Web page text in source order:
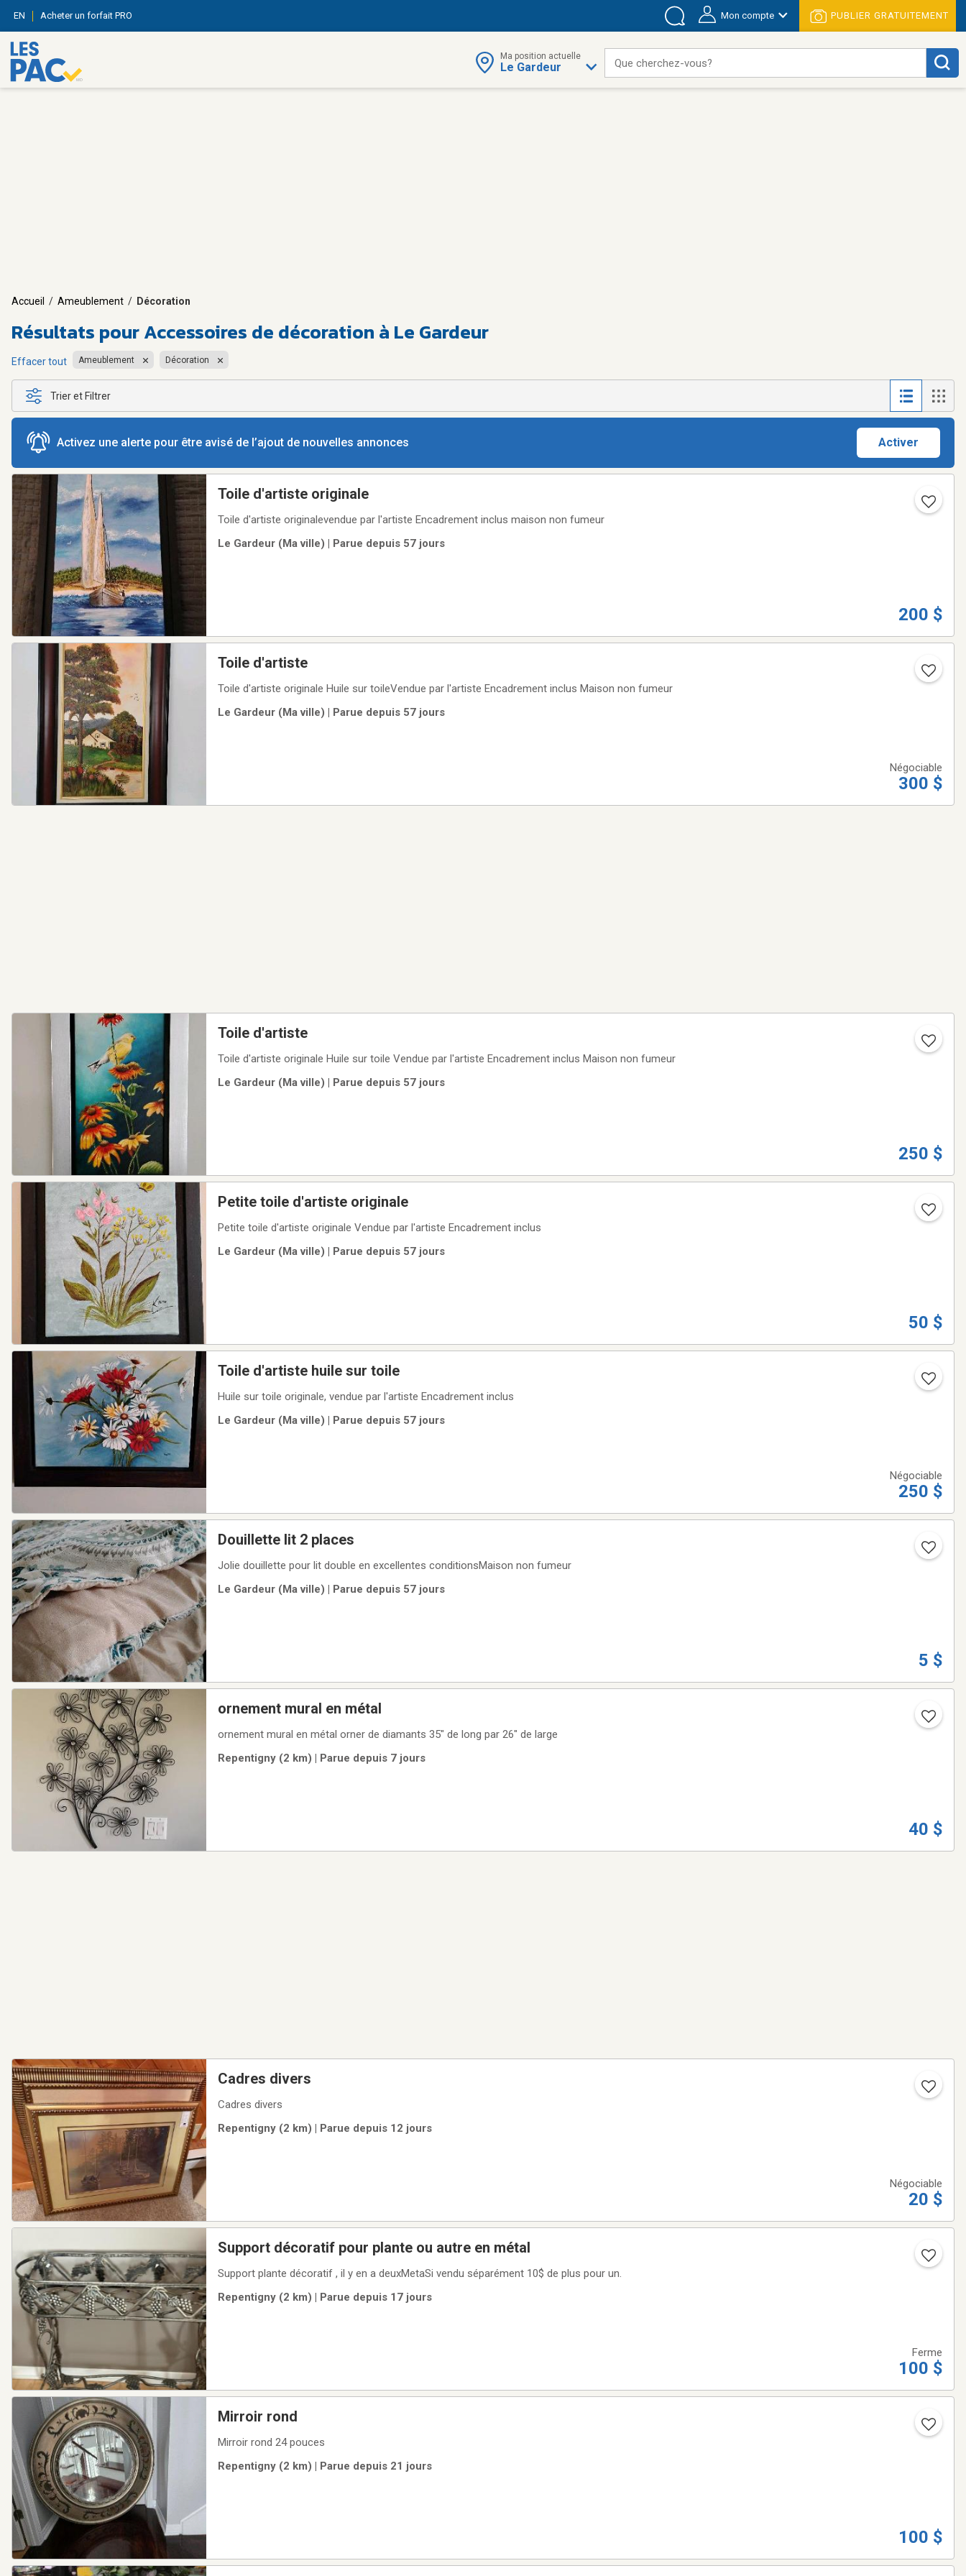
EN Acheter un forfait PRO Mon compte PUBLIER GRATUITEMENT
Ma position actuelle
Le Gardeur Que cherchez-vous?
Accueil / Ameublement / Décoration
Résultats pourAccessoires de décoration à Le Gardeur
Effacer tout Ameublement Décoration
Trier et Filtrer
Activez une alerte pour être avisé de l’ajout de nouvelles annonces Activer
Toile d'artiste originale
Toile d'artiste originalevendue par l'artiste Encadrement inclus maison non fumeur
Le Gardeur (Ma ville) | Parue depuis 57 jours
200 $
Toile d'artiste
Toile d'artiste originale Huile sur toileVendue par l'artiste Encadrement inclus Maison non fumeur
Le Gardeur (Ma ville) | Parue depuis 57 jours
Négociable
300 $
Toile d'artiste
Toile d'artiste originale Huile sur toile Vendue par l'artiste Encadrement inclus Maison non fumeur
Le Gardeur (Ma ville) | Parue depuis 57 jours
250 $
Petite toile d'artiste originale
Petite toile d'artiste originale Vendue par l'artiste Encadrement inclus
Le Gardeur (Ma ville) | Parue depuis 57 jours
50 $
Toile d'artiste huile sur toile
Huile sur toile originale, vendue par l'artiste Encadrement inclus
Le Gardeur (Ma ville) | Parue depuis 57 jours
Négociable
250 $
Douillette lit 2 places
Jolie douillette pour lit double en excellentes conditionsMaison non fumeur
Le Gardeur (Ma ville) | Parue depuis 57 jours
5 $
ornement mural en métal
ornement mural en métal orner de diamants 35" de long par 26" de large
Repentigny (2 km) | Parue depuis 7 jours
40 $
Cadres divers
Cadres divers
Repentigny (2 km) | Parue depuis 12 jours
Négociable
20 $
Support décoratif pour plante ou autre en métal
Support plante décoratif , il y en a deuxMetaSi vendu séparément 10$ de plus pour un.
Repentigny (2 km) | Parue depuis 17 jours
Ferme
100 $
Mirroir rond
Mirroir rond 24 pouces
Repentigny (2 km) | Parue depuis 21 jours
100 $